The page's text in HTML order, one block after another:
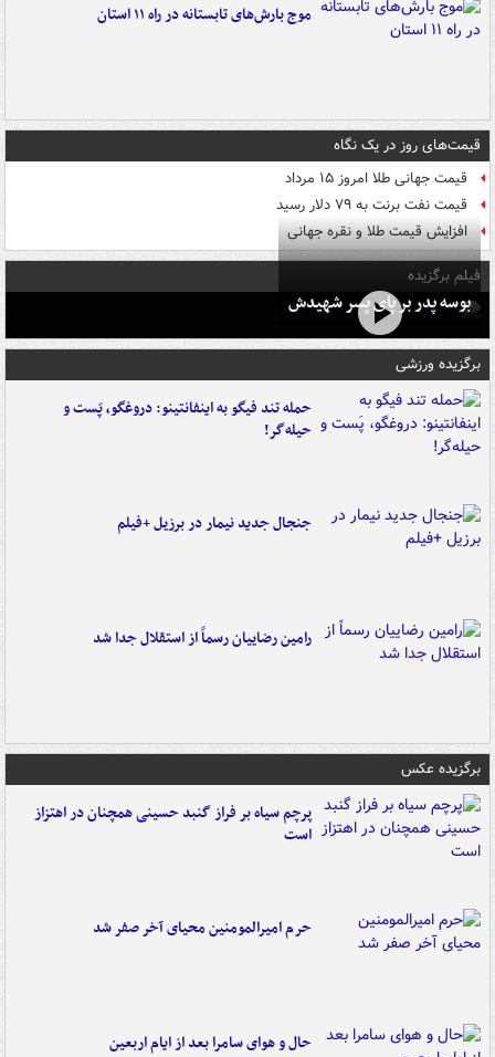
موج بارش‌های تابستانه در راه ۱۱ استان
قیمت‌های روز در یک نگاه
قیمت جهانی طلا امروز ۱۵ مرداد
قیمت نفت برنت به ۷۹ دلار رسید
افزایش قیمت طلا و نقره جهانی
فیلم برگزیده
بوسه‌ پدر بر پای پسر شهیدش
برگزیده ورزشی
حمله تند فیگو به اینفانتینو: دروغگو، پَست‌ و
حیله‌گر!
جنجال جدید نیمار در برزیل +فیلم
رامین رضاییان رسماً از استقلال جدا شد
برگزیده عکس
پرچم سیاه بر فراز گنبد حسینی همچنان در اهتزاز
است
حرم امیرالمومنین محیای آخر صفر شد
حال و هوای سامرا بعد از ایام اربعین